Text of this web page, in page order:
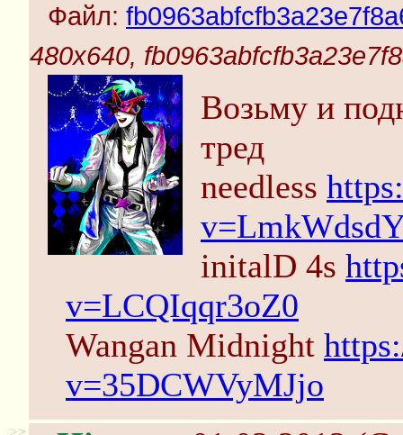
Файл:
480x640,
Возьму и
тред
needless
initalD 4s
v=LCQIqqr3oZ0
Wangan Midnight
v=35DCWVyMJjo
>>